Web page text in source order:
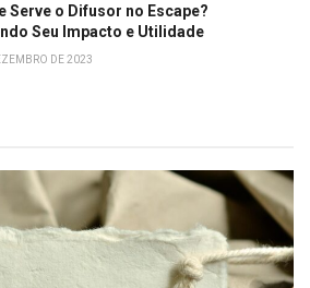
Serve o Difusor no Escape?
Seu Impacto e Utilidade
DE 2023